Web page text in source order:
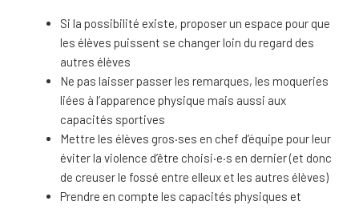
Si la possibilité existe, proposer un espace pour que
les élèves puissent se changer loin du regard des
autres élèves
Ne pas laisser passer les remarques, les moqueries
liées à l’apparence physique mais aussi aux
capacités sportives
Mettre les élèves gros·ses en chef d’équipe pour leur
éviter la violence d’être choisi·e·s en dernier (et donc
de creuser le fossé entre elleux et les autres élèves)
Prendre en compte les capacités physiques et